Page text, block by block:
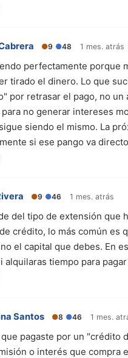
●9 ●48 1 mes. atrás
perfectamente porque
tirado el dinero. Lo que
por retrasar el pago, no un
no generar intereses
siendo el mismo. La
si ese pango va
●9 ●46 1 mes. atrás
del tipo de extensión que
crédito, lo más común es
el capital que debes. En
alquilaras tiempo para
Santos ●8 ●46 1 mes.
pagaste por un "crédito
o interés que compra